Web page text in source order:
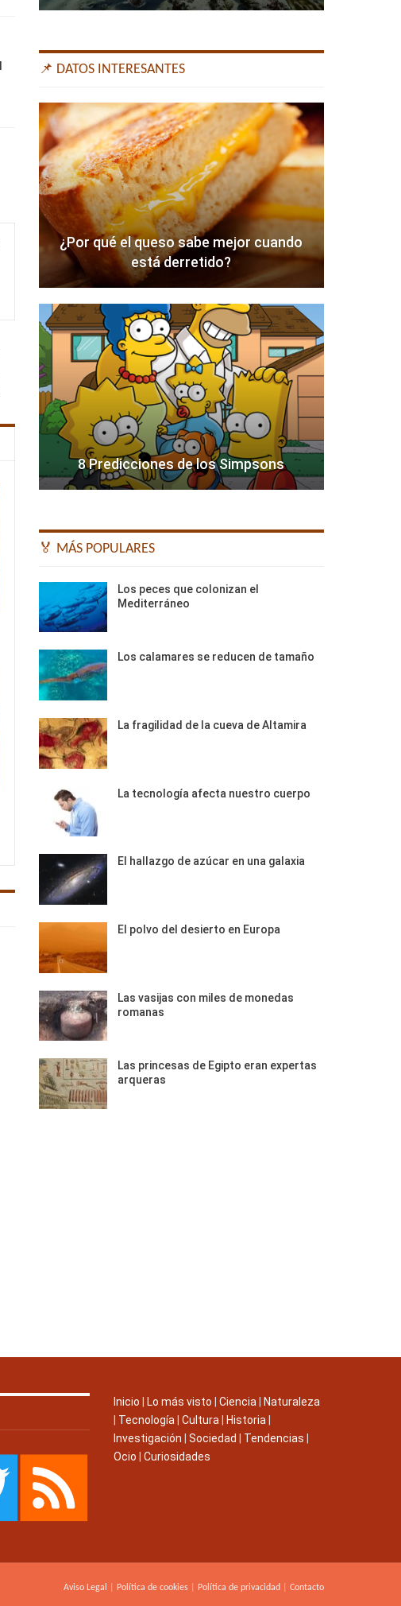
📌 DATOS INTERESANTES
¿Por qué el queso sabe mejor cuando
está derretido?
8 Predicciones de los Simpsons
🏅 MÁS POPULARES
Los peces que colonizan el
Mediterráneo
Los calamares se reducen de tamaño
La fragilidad de la cueva de Altamira
La tecnología afecta nuestro cuerpo
El hallazgo de azúcar en una galaxia
El polvo del desierto en Europa
Las vasijas con miles de monedas
romanas
Las princesas de Egipto eran expertas
arqueras
Inicio Lo más visto Ciencia
Naturaleza
Tecnología Cultura Historia
Investigación
Sociedad Tendencias
Ocio
Curiosidades
Aviso Legal Política de cookies Política de privacidad Contacto